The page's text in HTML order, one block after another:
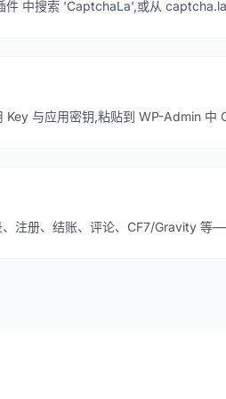
中搜索 'CaptchaLa',或从 captcha.la
与应用密钥,粘贴到 WP-Admin 中
注册、结账、评论、CF7/Gravity 等